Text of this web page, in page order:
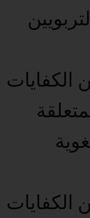
الكفايات
الكفايات